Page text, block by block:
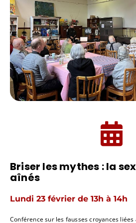
Briser les mythes : la
aînés
Lundi 23 février de 13h à 14h
Conférence sur les fausses croyances